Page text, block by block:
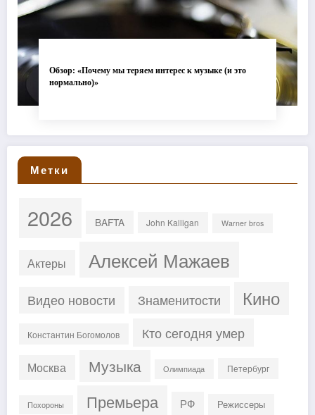
Обзор: «Почему мы теряем интерес к музыке (и это
нормально)»
Метки
2026 BAFTA John Kalligan Warner bros
Актеры Алексей Мажаев
Видео новости Знаменитости Кино
Константин Богомолов Кто сегодня умер
Москва Музыка Олимпиада Петербург
Похороны Премьера РФ Режиссеры